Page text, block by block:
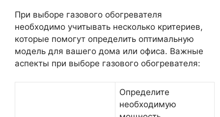
При выборе газового обогревателя
необходимо учитывать несколько критериев,
которые помогут определить оптимальную
модель для вашего дома или офиса. Важные
аспекты при выборе газового обогревателя:
Определите
необходимую